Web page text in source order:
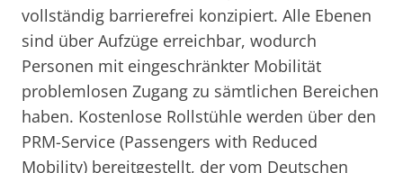
vollständig barrierefrei konzipiert. Alle Ebenen
sind über Aufzüge erreichbar, wodurch
Personen mit eingeschränkter Mobilität
problemlosen Zugang zu sämtlichen Bereichen
haben. Kostenlose Rollstühle werden über den
PRM-Service (Passengers with Reduced
Mobility) bereitgestellt, der vom Deutschen